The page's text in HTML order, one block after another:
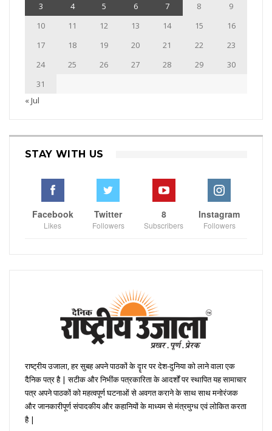
3
4 5 6 7 8
9
10
11 12 13 14 15
16
17
18 19 20 21 22
23
24
25 26 27 28 29
30
31
« Jul
STAY WITH US
Facebook
Likes
Twitter
Followers
8
Subscribers
Instagram
Followers
राष्ट्रीय उजाला, हर सुबह अपने पाठकों के दॄार पर देश-दुनिया को लाने वाला एक
दैनिक पत्र है | सटीक और निभींक पत्रकारिता के आदर्शों पर स्थापित यह सामाचार
पत्र अपने पाठकों को महत्वपूर्ण घटनाओं से अवगत कराने के साथ साथ मनोरंजक
और जानकारीपूर्ण संपादकीय और कहानियों के माध्यम से मंत्रमुग्ध एवं लोकित करता
है |